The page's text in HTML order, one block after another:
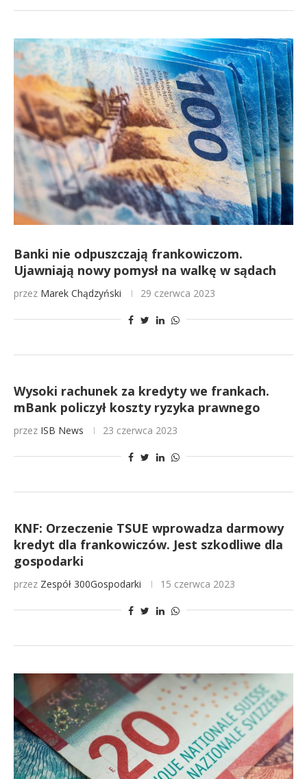
Banki nie odpuszczają frankowiczom.
Ujawniają nowy pomysł na walkę w sądach
przez Marek Chądzyński 29 czerwca 2023
Wysoki rachunek za kredyty we frankach.
mBank policzył koszty ryzyka prawnego
przez ISB News 23 czerwca 2023
KNF: Orzeczenie TSUE wprowadza darmowy
kredyt dla frankowiczów. Jest szkodliwe dla
gospodarki
przez Zespół 300Gospodarki 15 czerwca 2023